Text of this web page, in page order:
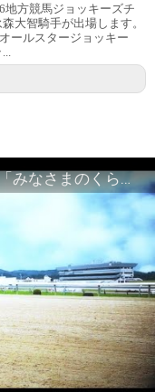
地方競馬ジョッキーズチ
大智騎手が出場します。
ールスタージョッキー
地方競馬プロモーションビデオ「みなさまのくらしのために」30秒篇｜NAR公式